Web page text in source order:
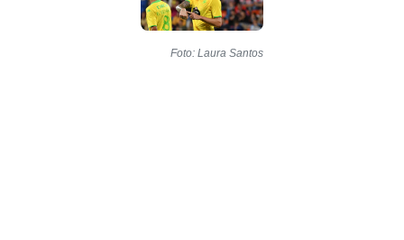
Foto: Laura Santos